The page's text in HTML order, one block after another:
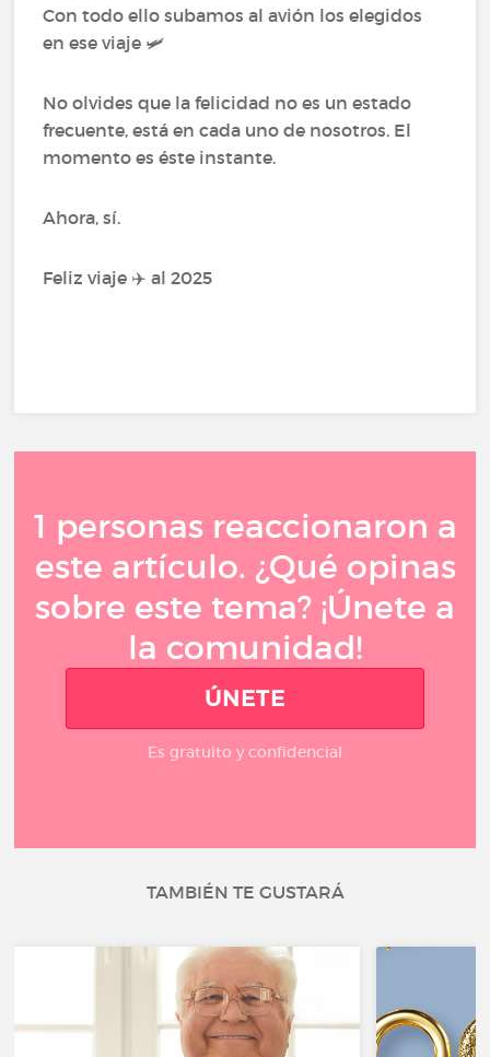
Con todo ello subamos al avión los elegidos
en ese viaje 🛩️
No olvides que la felicidad no es un estado
frecuente, está en cada uno de nosotros. El
momento es éste instante.
Ahora, sí.
Feliz viaje ✈️ al 2025
1 personas reaccionaron a
este artículo. ¿Qué opinas
sobre este tema? ¡Únete a
la comunidad!
ÚNETE
Es gratuito y confidencial
TAMBIÉN TE GUSTARÁ